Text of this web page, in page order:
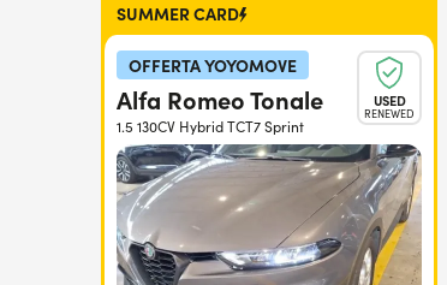
SUMMER CARD
OFFERTA YOYOMOVE
USED
RENEWED
Alfa Romeo Tonale
1.5 130CV Hybrid TCT7 Sprint